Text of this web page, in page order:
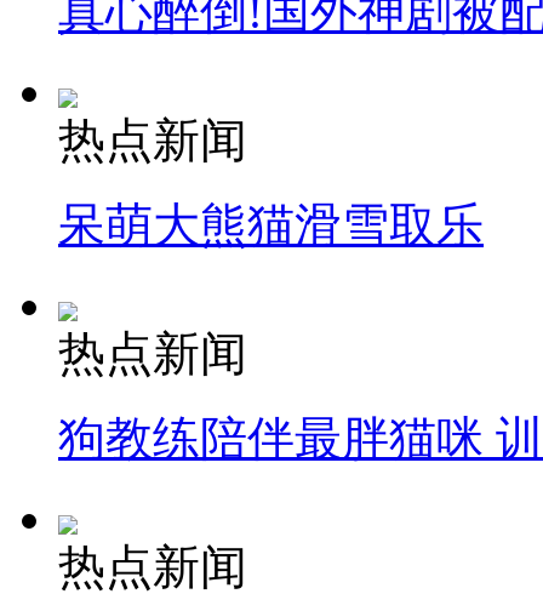
真心醉倒!国外神剧被
热点新闻
呆萌大熊猫滑雪取乐
热点新闻
狗教练陪伴最胖猫咪
热点新闻